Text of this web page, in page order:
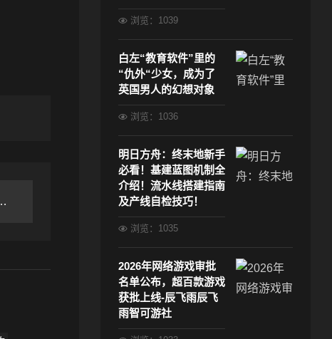
浏览：1039
白左“教育软件”里的
“仇外“少女，成为了
英国男人的幻想对象
浏览：1036
明日方舟：终末地新手
必看！基建蓝图机制全
介绍！流水线搭建指南
及产线自检技巧！
浏览：1035
2026年网络游戏审批
名单公布，超百款游戏
获批上线-辰飞雨辰飞
雨智可游社